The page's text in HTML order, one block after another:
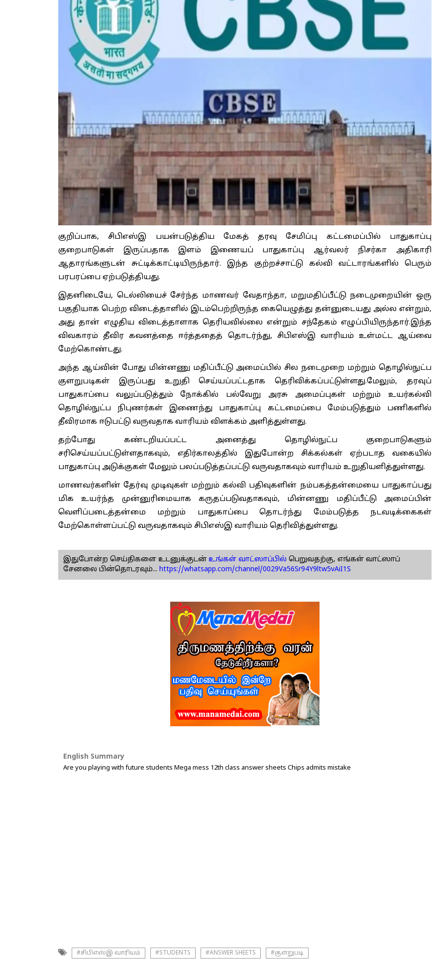
குறிப்பாக, சிபிஎஸ்இ பயன்படுத்திய மேகத் தரவு சேமிப்பு கட்டமைப்பில் பாதுகாப்பு
குறைபாடுகள் இருப்பதாக இளம் இணையப் பாதுகாப்பு ஆர்வலர் நிசர்கா அதிகாரி
ஆதாரங்களுடன் சுட்டிக்காட்டியிருந்தார். இந்த குற்றச்சாட்டு கல்வி வட்டாரங்களில் பெரும்
பரபரப்பை ஏற்படுத்தியது.
இதனிடையே, டெல்லியைச் சேர்ந்த மாணவர் வேதாந்தா, மறுமதிப்பீட்டு நடைமுறையின் ஒரு
பகுதியாக பெற்ற விடைத்தாளில் இடம்பெற்றிருந்த கையெழுத்து தன்னுடையது அல்ல என்றும்,
அது தான் எழுதிய விடைத்தாளாக தெரியவில்லை என்றும் சந்தேகம் எழுப்பியிருந்தார்.இந்த
விவகாரம் தீவிர கவனத்தை ஈர்த்ததைத் தொடர்ந்து, சிபிஎஸ்இ வாரியம் உள்மட்ட ஆய்வை
மேற்கொண்டது.
அந்த ஆய்வின் போது மின்னணு மதிப்பீட்டு அமைப்பில் சில நடைமுறை மற்றும் தொழில்நுட்ப
குளறுபடிகள் இருப்பது உறுதி செய்யப்பட்டதாக தெரிவிக்கப்பட்டுள்ளது.மேலும், தரவுப்
பாதுகாப்பை வலுப்படுத்தும் நோக்கில் பல்வேறு அரசு அமைப்புகள் மற்றும் உயர்கல்வி
தொழில்நுட்ப நிபுணர்கள் இணைந்து பாதுகாப்பு கட்டமைப்பை மேம்படுத்தும் பணிகளில்
தீவிரமாக ஈடுபட்டு வருவதாக வாரியம் விளக்கம் அளித்துள்ளது.
தற்போது கண்டறியப்பட்ட அனைத்து தொழில்நுட்ப குறைபாடுகளும்
சரிசெய்யப்பட்டுள்ளதாகவும், எதிர்காலத்தில் இதுபோன்ற சிக்கல்கள் ஏற்படாத வகையில்
பாதுகாப்பு அடுக்குகள் மேலும் பலப்படுத்தப்பட்டு வருவதாகவும் வாரியம் உறுதியளித்துள்ளது.
மாணவர்களின் தேர்வு முடிவுகள் மற்றும் கல்வி பதிவுகளின் நம்பகத்தன்மையை பாதுகாப்பது
மிக உயர்ந்த முன்னுரிமையாக கருதப்படுவதாகவும், மின்னணு மதிப்பீட்டு அமைப்பின்
வெளிப்படைத்தன்மை மற்றும் பாதுகாப்பை தொடர்ந்து மேம்படுத்த நடவடிக்கைகள்
மேற்கொள்ளப்பட்டு வருவதாகவும் சிபிஎஸ்இ வாரியம் தெரிவித்துள்ளது.
இதுபோன்ற செய்திகளை உடனுக்குடன் உங்கள் வாட்ஸாப்பில் பெறுவதற்கு, எங்கள் வாட்ஸாப்
சேனலை பின்தொடரவும்... https://whatsapp.com/channel/0029Va56Sr94Y9ltw5vAiI1S
English Summary
Are you playing with future students Mega mess 12th class answer sheets Chips admits mistake
#சிபிஎஸ்இ வாரியம் #STUDENTS #ANSWER SHEETS #குளறுபடி